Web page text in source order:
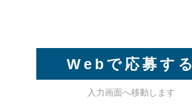
Webで応募する
入力画面へ移動します